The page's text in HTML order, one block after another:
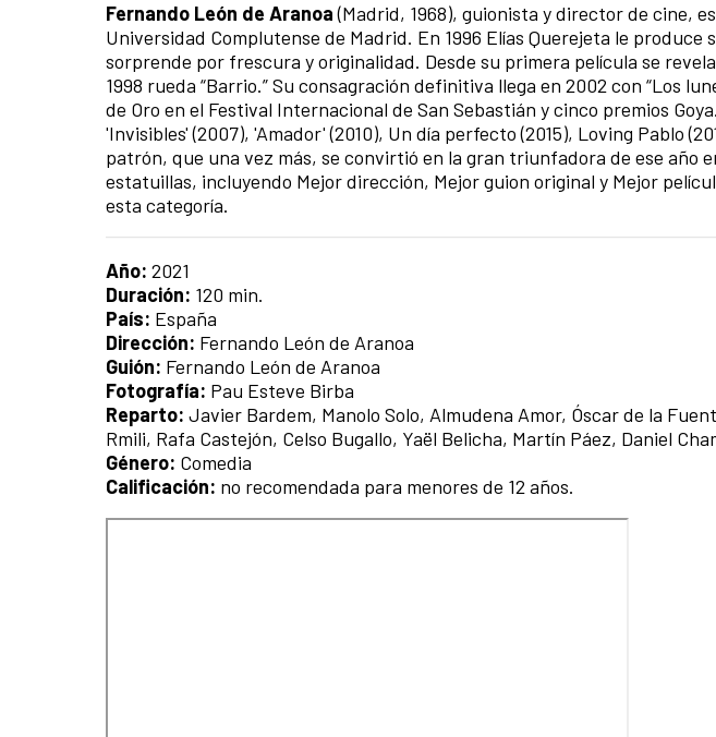
Fernando León de Aranoa(Madrid, 1968), guionista y director de cine,
Universidad Complutense de Madrid. En 1996 Elías Querejeta le produce
sorprende por frescura y originalidad. Desde su primera película se
1998 rueda “Barrio.” Su consagración definitiva llega en 2002 con “Los
de Oro en el Festival Internacional de San Sebastián y cinco premios
'Invisibles' (2007), 'Amador' (2010), Un día perfecto (2015), Loving Pablo
patrón, que una vez más, se convirtió en la gran triunfadora de ese año
estatuillas, incluyendo Mejor dirección, Mejor guion original y Mejor
esta categoría.
Año: 2021
Duración: 120 min.
País: España
Dirección: Fernando León de Aranoa
Guión: Fernando León de Aranoa
Fotografía: Pau Esteve Birba
Reparto: Javier Bardem, Manolo Solo, Almudena Amor, Óscar de la
Rmili, Rafa Castejón, Celso Bugallo, Yaël Belicha, Martín Páez, Daniel
Género: Comedia
Calificación: no recomendada para menores de 12 años.